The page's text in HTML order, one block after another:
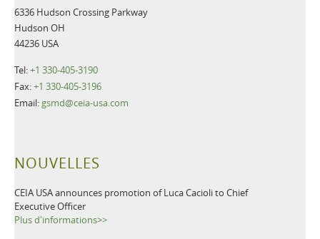
6336 Hudson Crossing Parkway
Hudson OH
44236 USA
Tel:+1 330-405-3190
Fax:+1 330-405-3196
Email: gsmd@ceia-usa.com
NOUVELLES
CEIA USA announces promotion of Luca Cacioli to Chief
Executive Officer
Plus d'informations>>